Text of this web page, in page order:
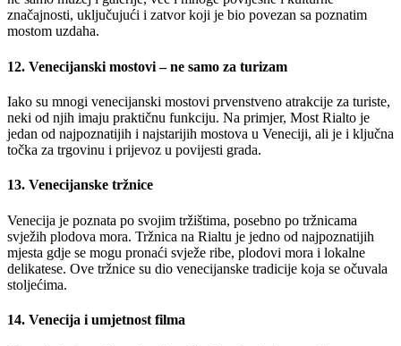
značajnosti, uključujući i zatvor koji je bio povezan sa poznatim
mostom uzdaha.
12. Venecijanski mostovi – ne samo za turizam
Iako su mnogi venecijanski mostovi prvenstveno atrakcije za turiste,
neki od njih imaju praktičnu funkciju. Na primjer, Most Rialto je
jedan od najpoznatijih i najstarijih mostova u Veneciji, ali je i ključna
točka za trgovinu i prijevoz u povijesti grada.
13. Venecijanske tržnice
Venecija je poznata po svojim tržištima, posebno po tržnicama
svježih plodova mora. Tržnica na Rialtu je jedno od najpoznatijih
mjesta gdje se mogu pronaći svježe ribe, plodovi mora i lokalne
delikatese. Ove tržnice su dio venecijanske tradicije koja se očuvala
stoljećima.
14. Venecija i umjetnost filma